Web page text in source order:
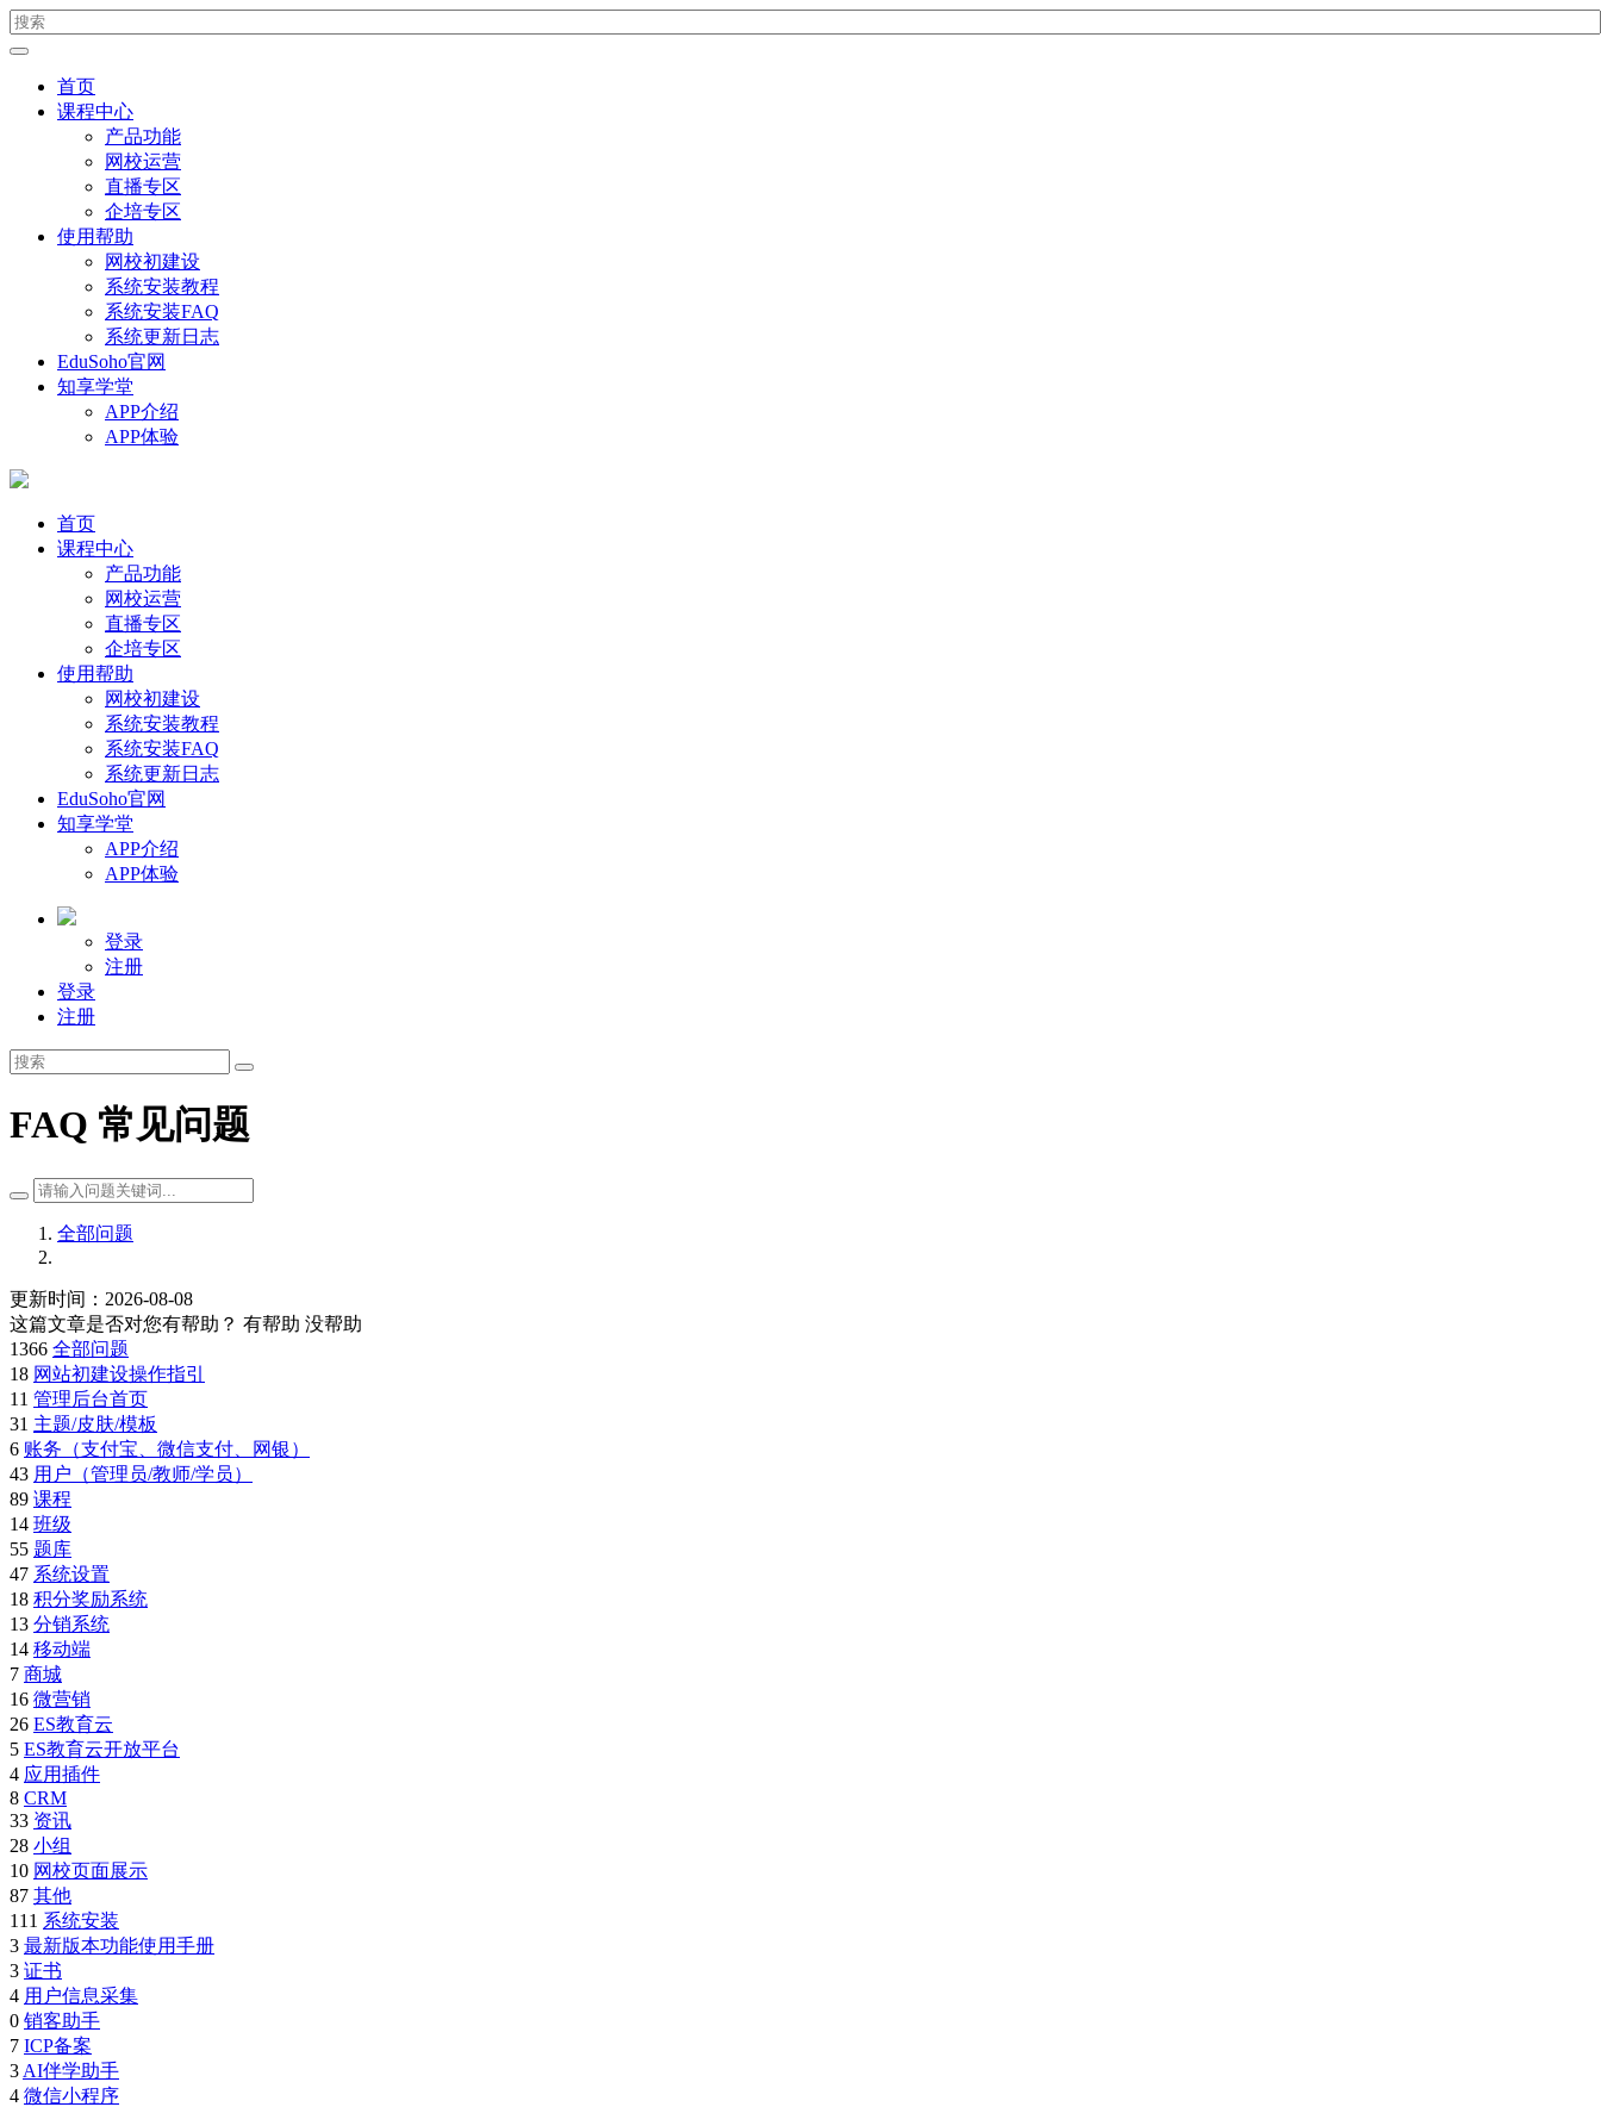
首页
课程中心
产品功能
网校运营
直播专区
企培专区
使用帮助
网校初建设
系统安装教程
系统安装FAQ
系统更新日志
EduSoho官网
知享学堂
APP介绍
APP体验
首页
课程中心
产品功能
网校运营
直播专区
企培专区
使用帮助
网校初建设
系统安装教程
系统安装FAQ
系统更新日志
EduSoho官网
知享学堂
APP介绍
APP体验
登录
注册
登录
注册
FAQ 常见问题
全部问题
更新时间：2026-08-08
这篇文章是否对您有帮助？ 有帮助 没帮助
1366 全部问题
18 网站初建设操作指引
11 管理后台首页
31 主题/皮肤/模板
6 账务（支付宝、微信支付、网银）
43 用户（管理员/教师/学员）
89 课程
14 班级
55 题库
47 系统设置
18 积分奖励系统
13 分销系统
14 移动端
7 商城
16 微营销
26 ES教育云
5 ES教育云开放平台
4 应用插件
8 CRM
33 资讯
28 小组
10 网校页面展示
87 其他
111 系统安装
3 最新版本功能使用手册
3 证书
4 用户信息采集
0 销客助手
7 ICP备案
3 AI伴学助手
4 微信小程序